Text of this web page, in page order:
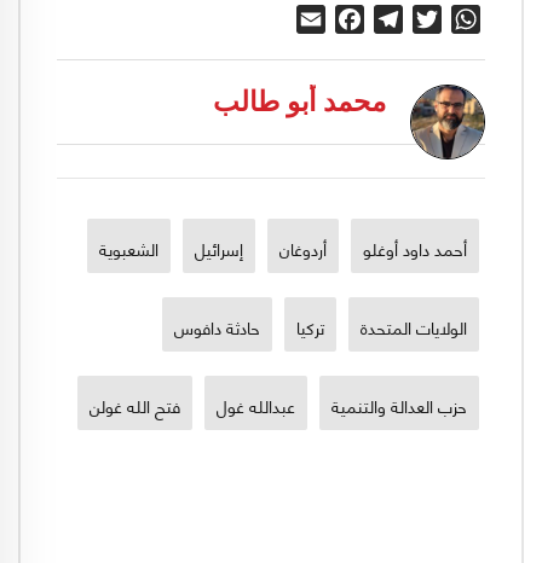
WhatsApp
Twitter
Telegram
Facebook
محمد أبو طالب
أحمد داود أوغلو أردوغان إسرائيل الشعبوية
الولايات المتحدة تركيا حادثة دافوس
حزب العدالة والتنمية عبدالله غول فتح الله غولن